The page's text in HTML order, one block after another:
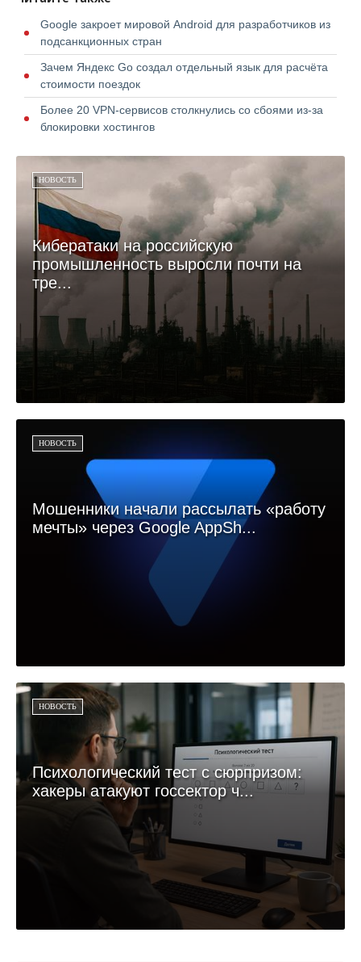
Google закроет мировой Android для разработчиков из
подсанкционных стран
Зачем Яндекс Go создал отдельный язык для расчёта
стоимости поездок
Более 20 VPN-сервисов столкнулись со сбоями из-за
блокировки хостингов
НОВОСТЬ
Кибератаки на российскую
промышленность выросли почти на
тре...
НОВОСТЬ
Мошенники начали рассылать «работу
мечты» через Google AppSh...
НОВОСТЬ
Психологический тест с сюрпризом:
хакеры атакуют госсектор ч...